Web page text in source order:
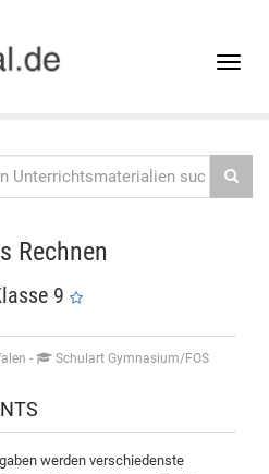
Toggle
Rechnen
9
- Schulart Gymnasium/FOS
werden verschiedenste